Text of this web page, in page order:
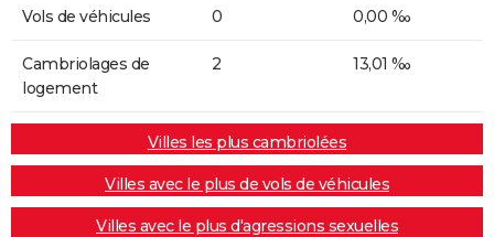
Vols de véhicules 0 0,00 ‰
Cambriolages de
logement
2 13,01 ‰
Villes les plus cambriolées
Villes avec le plus de vols de véhicules
Villes avec le plus d'agressions sexuelles